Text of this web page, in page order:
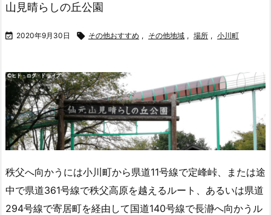
山見晴らしの丘公園
 2020年9月30日  その他おすすめ , その他地域 , 場所 , 小川町
秩父へ向かうには小川町から県道11号線で定峰峠、または途
中で県道361号線で秩父高原を越えるルート、あるいは県道
294号線で寄居町を経由して国道140号線で長瀞へ向かうル